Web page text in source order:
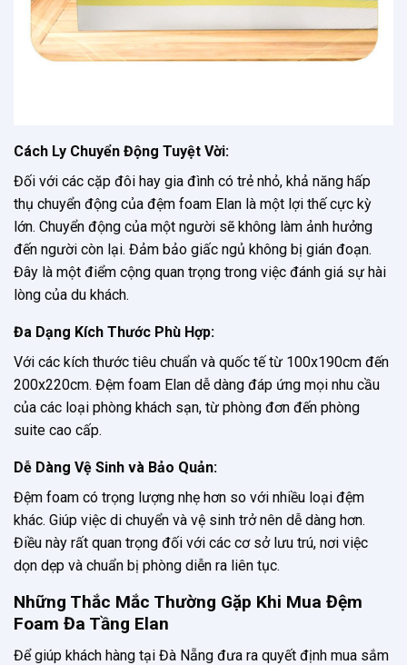
Cách Ly Chuyển Động Tuyệt Vời:
Đối với các cặp đôi hay gia đình có trẻ nhỏ, khả năng hấp
thụ chuyển động của đệm foam Elan là một lợi thế cực kỳ
lớn. Chuyển động của một người sẽ không làm ảnh hưởng
đến người còn lại. Đảm bảo giấc ngủ không bị gián đoạn.
Đây là một điểm cộng quan trọng trong việc đánh giá sự hài
lòng của du khách.
Đa Dạng Kích Thước Phù Hợp:
Với các kích thước tiêu chuẩn và quốc tế từ 100x190cm đến
200x220cm. Đệm foam Elan dễ dàng đáp ứng mọi nhu cầu
của các loại phòng khách sạn, từ phòng đơn đến phòng
suite cao cấp.
Dễ Dàng Vệ Sinh và Bảo Quản:
Đệm foam có trọng lượng nhẹ hơn so với nhiều loại đệm
khác. Giúp việc di chuyển và vệ sinh trở nên dễ dàng hơn.
Điều này rất quan trọng đối với các cơ sở lưu trú, nơi việc
dọn dẹp và chuẩn bị phòng diễn ra liên tục.
Những Thắc Mắc Thường Gặp Khi Mua Đệm
Foam Đa Tầng Elan
Để giúp khách hàng tại Đà Nẵng đưa ra quyết định mua sắm